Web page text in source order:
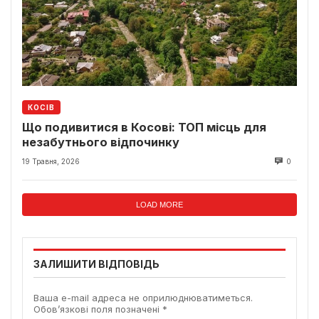
КОСІВ
Що подивитися в Косові: ТОП місць для
незабутнього відпочинку
19 Травня, 2026 0
LOAD MORE
ЗАЛИШИТИ ВІДПОВІДЬ
Ваша e-mail адреса не оприлюднюватиметься.
Обов’язкові поля позначені *